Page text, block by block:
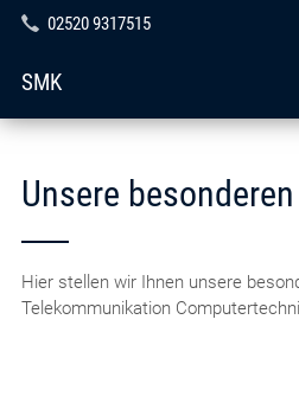
02520 9317515
SMK
Unsere
Hier stellen wir Ihnen unsere
Telekommunikation